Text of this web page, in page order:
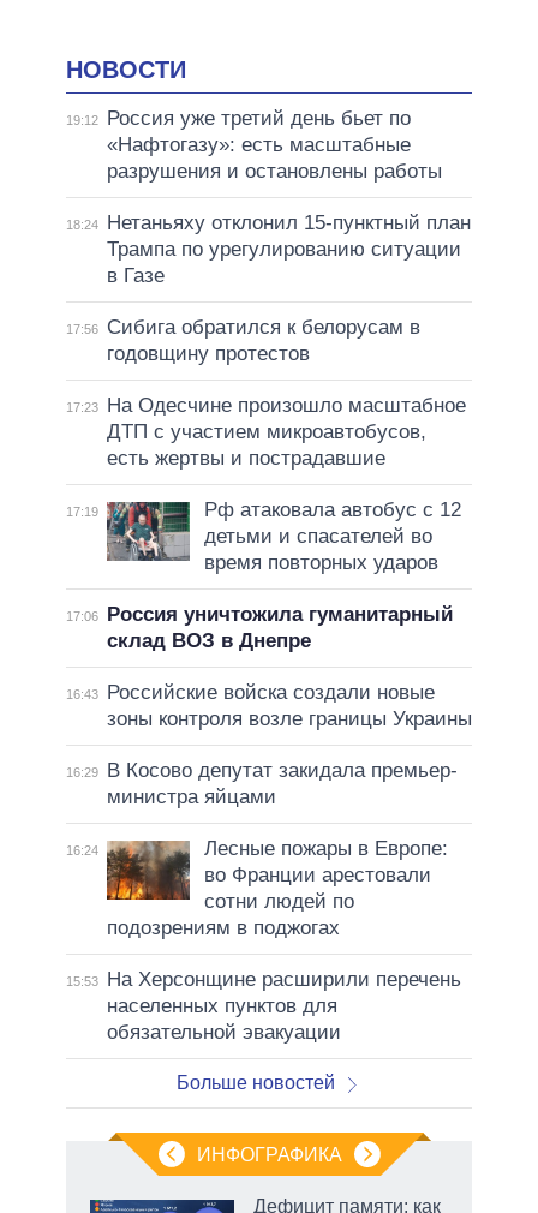
НОВОСТИ
19:12
Россия уже третий день бьет по
«Нафтогазу»: есть масштабные
разрушения и остановлены работы
18:24
Нетаньяху отклонил 15-пунктный план
Трампа по урегулированию ситуации
в Газе
17:56
Сибига обратился к белорусам в
годовщину протестов
17:23
На Одесчине произошло масштабное
ДТП с участием микроавтобусов,
есть жертвы и пострадавшие
17:19
Рф атаковала автобус с 12
детьми и спасателей во
время повторных ударов
17:06
Россия уничтожила гуманитарный
склад ВОЗ в Днепре
16:43
Российские войска создали новые
зоны контроля возле границы Украины
16:29
В Косово депутат закидала премьер-
министра яйцами
16:24
Лесные пожары в Европе:
во Франции арестовали
сотни людей по
подозрениям в поджогах
15:53
На Херсонщине расширили перечень
населенных пунктов для
обязательной эвакуации
Больше новостей
ИНФОГРАФИКА
Дефицит памяти: как